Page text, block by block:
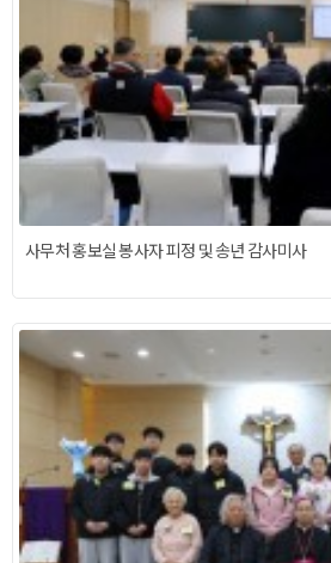
사무처 홍보실 봉사자 피정 및 송년 감사미사